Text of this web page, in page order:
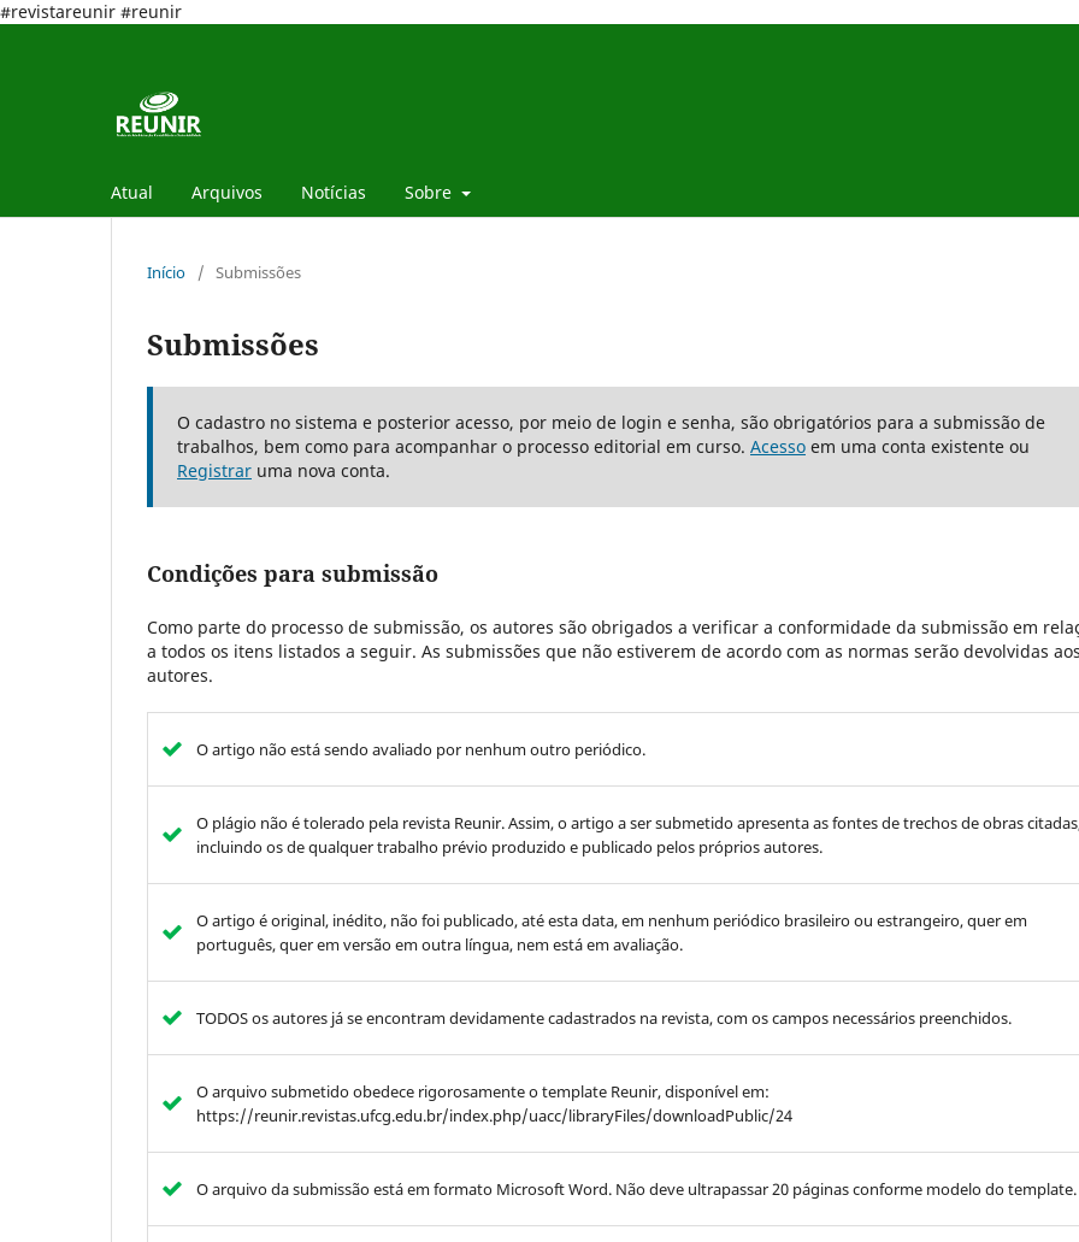
#revistareunir #reunir
Atual Arquivos Notícias Sobre
Início / Submissões
Submissões
O cadastro no sistema e posterior acesso, por meio de login e senha, são obrigatórios para a submissão de
trabalhos, bem como para acompanhar o processo editorial em curso. Acesso em uma conta existente ou
Registrar uma nova conta.
Condições para submissão
Como parte do processo de submissão, os autores são obrigados a verificar a conformidade da submissão em
a todos os itens listados a seguir. As submissões que não estiverem de acordo com as normas serão devolvidas
autores.
O artigo não está sendo avaliado por nenhum outro periódico.
O plágio não é tolerado pela revista Reunir. Assim, o artigo a ser submetido apresenta as fontes de trechos de obras
incluindo os de qualquer trabalho prévio produzido e publicado pelos próprios autores.
O artigo é original, inédito, não foi publicado, até esta data, em nenhum periódico brasileiro ou estrangeiro, quer em
português, quer em versão em outra língua, nem está em avaliação.
TODOS os autores já se encontram devidamente cadastrados na revista, com os campos necessários preenchidos.
O arquivo submetido obedece rigorosamente o template Reunir, disponível em:
https://reunir.revistas.ufcg.edu.br/index.php/uacc/libraryFiles/downloadPublic/24
O arquivo da submissão está em formato Microsoft Word. Não deve ultrapassar 20 páginas conforme modelo do template.